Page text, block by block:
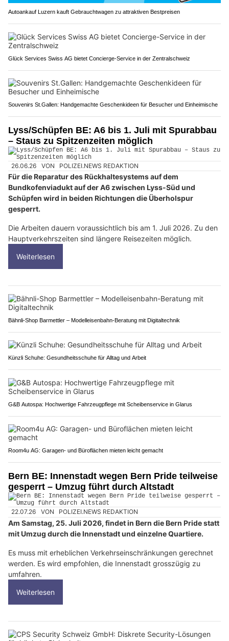
Autoankauf Luzern kauft Gebrauchtwagen zu attraktiven Bestpreisen
Glück Services Swiss AG bietet Concierge-Service in der Zentralschweiz
Souvenirs St.Gallen: Handgemachte Geschenkideen für Besucher und Einheimische
Lyss/Schüpfen BE: A6 bis 1. Juli mit Spurabbau
– Staus zu Spitzenzeiten möglich
26.06.26 VON POLIZEI.NEWS REDAKTION
Für die Reparatur des Rückhaltesystems auf dem
Bundkofenviadukt auf der A6 zwischen Lyss-Süd und
Schüpfen wird in beiden Richtungen die Überholspur
gesperrt.
Die Arbeiten dauern voraussichtlich bis am 1. Juli 2026. Zu den
Hauptverkehrszeiten sind längere Reisezeiten möglich.
Weiterlesen
Bähnli-Shop Barmettler – Modelleisenbahn-Beratung mit Digitaltechnik
Künzli Schuhe: Gesundheitsschuhe für Alltag und Arbeit
G&B Autospa: Hochwertige Fahrzeugpflege mit Scheibenservice in Glarus
Room4u AG: Garagen- und Büroflächen mieten leicht gemacht
Bern BE: Innenstadt wegen Bern Pride teilweise
gesperrt – Umzug führt durch Altstadt
22.07.26 VON POLIZEI.NEWS REDAKTION
Am Samstag, 25. Juli 2026, findet in Bern die Bern Pride statt
mit Umzug durch die Innenstadt und einzelne Quartiere.
Es muss mit erheblichen Verkehrseinschränkungen gerechnet
werden. Es wird empfohlen, die Innenstadt grosszügig zu
umfahren.
Weiterlesen